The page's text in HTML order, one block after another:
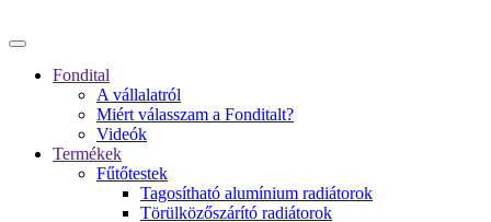
Fondital
A vállalatról
Miért válasszam a Fonditalt?
Videók
Termékek
Fűtőtestek
Tagosítható alumínium radiátorok
Törülközőszárító radiátorok